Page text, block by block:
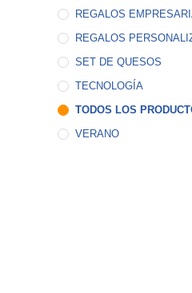
REGALOS
REGALOS
SET DE QUESOS
TECNOLOGÍA
TODOS LOS
VERANO